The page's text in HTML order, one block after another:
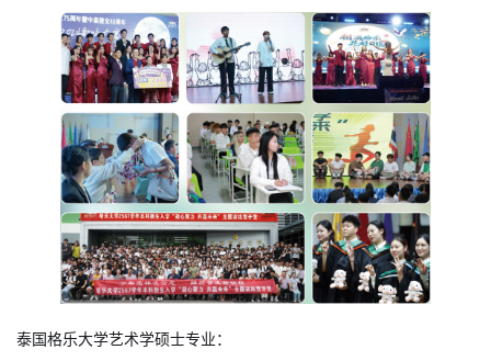
泰国格乐大学艺术学硕士专业：